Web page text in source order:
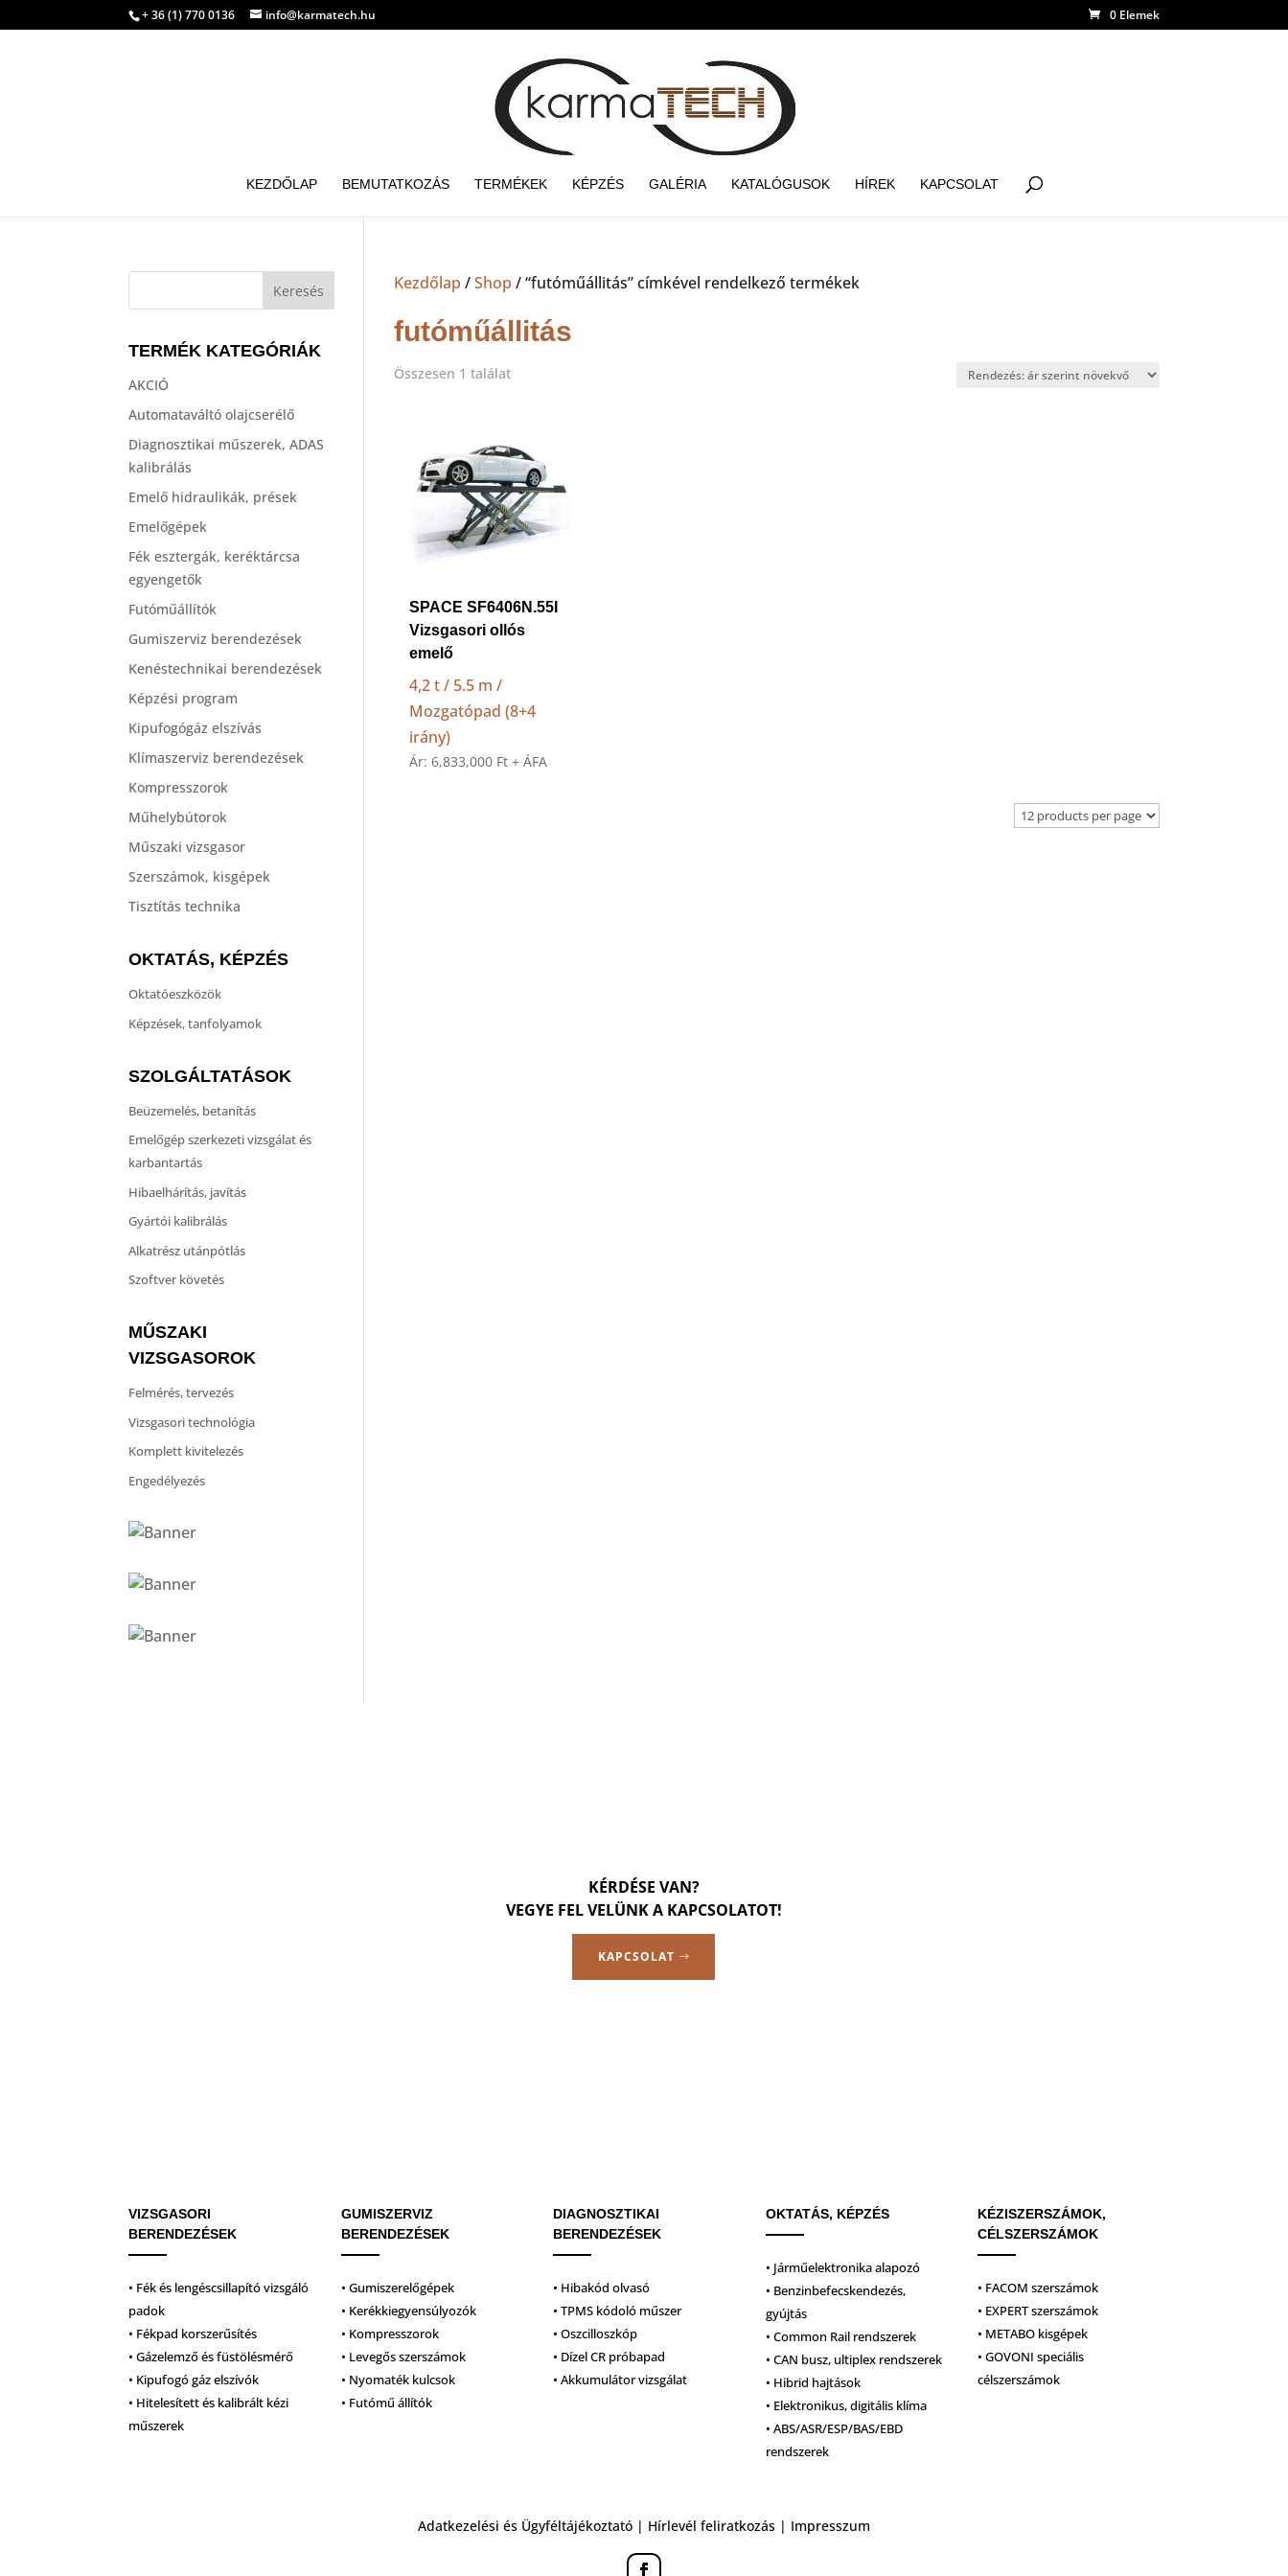
+ 36 (1) 770 0136 info@karmatech.hu 0 Elemek
KEZDŐLAP BEMUTATKOZÁS TERMÉKEK KÉPZÉS GALÉRIA KATALÓGUSOK HÍREK KAPCSOLAT
Kezdőlap /Shop / “futóműállitás” címkével rendelkező termékek
futóműállitás
Összesen 1 találat
SPACE SF6406N.55I
Vizsgasori ollós
emelő
4,2 t / 5.5 m /
Mozgatópad (8+4
irány)
Ár:6,833,000 Ft + ÁFA
TERMÉK KATEGÓRIÁK
AKCIÓ
Automataváltó olajcserélő
Diagnosztikai műszerek, ADAS
kalibrálás
Emelő hidraulikák, prések
Emelőgépek
Fék esztergák, keréktárcsa
egyengetők
Futóműállítók
Gumiszerviz berendezések
Kenéstechnikai berendezések
Képzési program
Kipufogógáz elszívás
Klímaszerviz berendezések
Kompresszorok
Műhelybútorok
Műszaki vizsgasor
Szerszámok, kisgépek
Tisztítás technika
OKTATÁS, KÉPZÉS
Oktatóeszközök
Képzések, tanfolyamok
SZOLGÁLTATÁSOK
Beüzemelés, betanítás
Emelőgép szerkezeti vizsgálat és
karbantartás
Hibaelhárítás, javítás
Gyártói kalibrálás
Alkatrész utánpótlás
Szoftver követés
MŰSZAKI
VIZSGASOROK
Felmérés, tervezés
Vizsgasori technológia
Komplett kivitelezés
Engedélyezés
KÉRDÉSE VAN?
VEGYE FEL VELÜNK A KAPCSOLATOT!
KAPCSOLAT
VIZSGASORI
BERENDEZÉSEK
• Fék és lengéscsillapító vizsgáló
padok
• Fékpad korszerűsítés
• Gázelemző és füstölésmérő
• Kipufogó gáz elszívók
• Hitelesített és kalibrált kézi
műszerek
GUMISZERVIZ
BERENDEZÉSEK
• Gumiszerelőgépek
• Kerékkiegyensúlyozók
• Kompresszorok
• Levegős szerszámok
• Nyomaték kulcsok
• Futómű állítók
DIAGNOSZTIKAI
BERENDEZÉSEK
• Hibakód olvasó
• TPMS kódoló műszer
• Oszcilloszkóp
• Dízel CR próbapad
• Akkumulátor vizsgálat
OKTATÁS, KÉPZÉS
• Járműelektronika alapozó
• Benzinbefecskendezés,
gyújtás
• Common Rail rendszerek
• CAN busz, ultiplex rendszerek
• Hibrid hajtások
• Elektronikus, digitális klíma
• ABS/ASR/ESP/BAS/EBD
rendszerek
KÉZISZERSZÁMOK,
CÉLSZERSZÁMOK
• FACOM szerszámok
• EXPERT szerszámok
• METABO kisgépek
• GOVONI speciális
célszerszámok
Adatkezelési és Ügyféltájékoztató | Hírlevél feliratkozás | Impresszum